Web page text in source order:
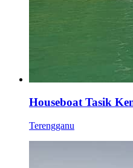
Houseboat Tasik
Terengganu